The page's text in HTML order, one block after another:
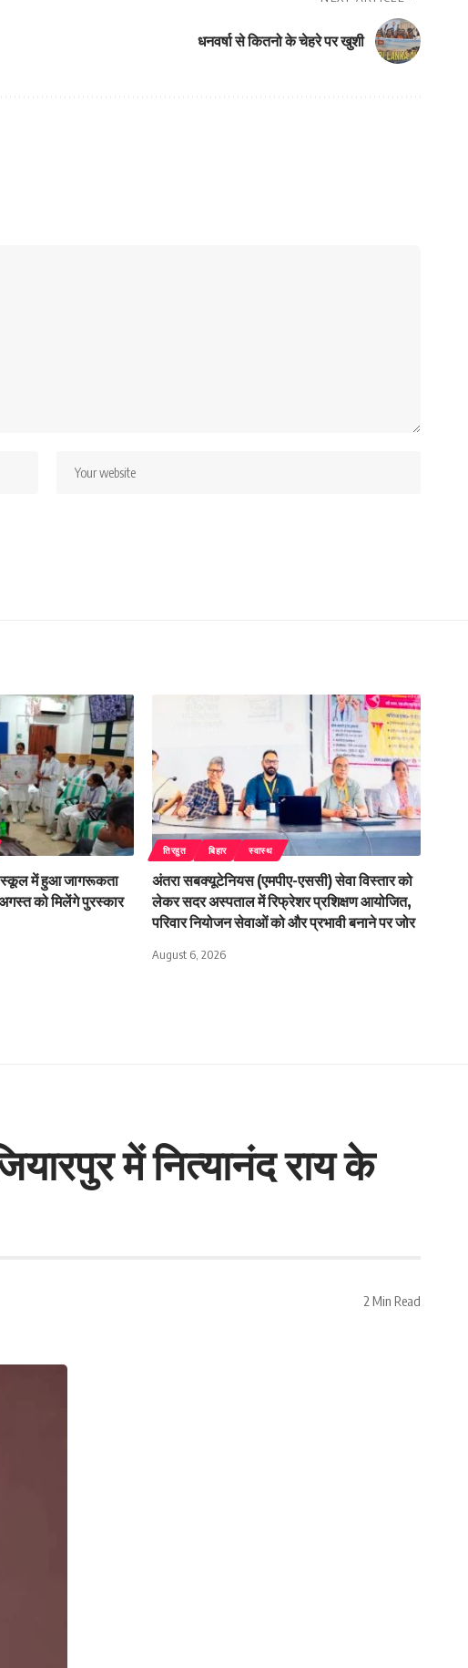
धनवर्षा से कितनो के चेहरे पर खुशी
में हुआ जागरूकता
को मिलेंगे पुरस्कार
तिरहुत बिहार स्वास्थ
अंतरा सबक्यूटेनियस (एमपीए-एससी) सेवा विस्तार को
लेकर सदर अस्पताल में रिफ्रेशर प्रशिक्षण आयोजित,
परिवार नियोजन सेवाओं को और प्रभावी बनाने पर जोर
August 6, 2026
में नित्यानंद राय के
2 Min Read